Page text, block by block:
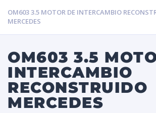
OM603 3.5 MOTOR DE INTERCAMBIO
MERCEDES
OM603 3.5
INTERCAMBIO
RECONSTRUIDO
MERCEDES